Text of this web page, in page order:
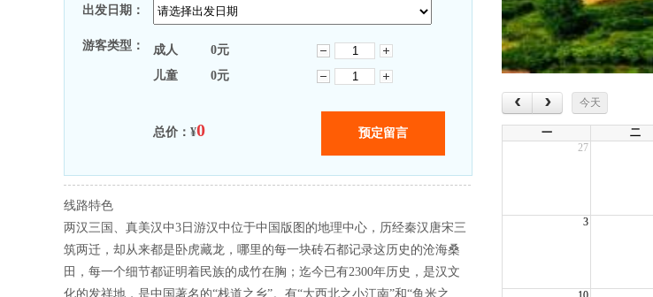
出发日期：
游客类型： 成人 0元
儿童
0元
总价：¥0
线路特色
两汉三国、真美汉中3日游汉中位于中国版图的地理中心，历经秦汉唐宋三
筑两迁，却从来都是卧虎藏龙，哪里的每一块砖石都记录这历史的沧海桑
田，每一个细节都证明着民族的成竹在胸；迄今已有2300年历史，是汉文
化的发祥地，是中国著名的“栈道之乡”。有“大西北之小江南”和“鱼米之
‹ › 今天
一 二
27
3